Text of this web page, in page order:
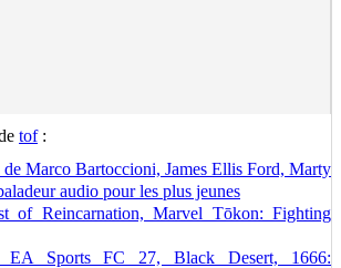
tof:
Marco Bartoccioni, James Ellis Ford, Marty
audio pour les plus jeunes
of Reincarnation, Marvel Tōkon: Fighting
Sports FC 27, Black Desert, 1666: